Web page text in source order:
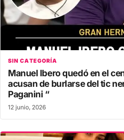
SIN CATEGORÍA
Manuel Ibero quedó en el
acusan de burlarse del tic
Paganini “
12 junio, 2026